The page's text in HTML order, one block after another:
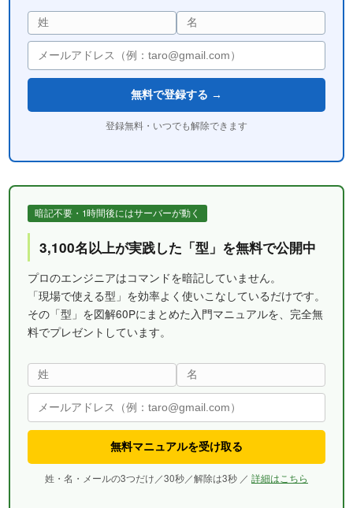
無料で登録する →
登録無料・いつでも解除できます
暗記不要・1時間後にはサーバーが動く
3,100名以上が実践した「型」を無料で公開中
プロのエンジニアはコマンドを暗記していません。
「現場で使える型」を効率よく使いこなしているだけです。
その「型」を図解60Pにまとめた入門マニュアルを、完全無
料でプレゼントしています。
無料マニュアルを受け取る
姓・名・メールの3つだけ／30秒／解除は3秒 ／ 詳細はこちら